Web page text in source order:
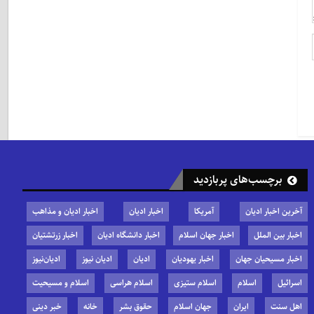
برچسب‌های پربازدید
آخرین اخبار ادیان آمریکا اخبار ادیان
اخبار ادیان و مذاهب
اخبار بین الملل
اخبار جهان اسلام اخبار دانشگاه ادیان
اخبار زرتشتیان
اخبار مسیحیان جهان
اخبار یهودیان ادیان ادیان نیوز
ادیان‌نیوز
اسرائیل
اسلام اسلام ستیزی اسلام هراسی
اسلام و مسیحیت
اهل سنت
ایران جهان اسلام حقوق بشر خانه خبر دینی